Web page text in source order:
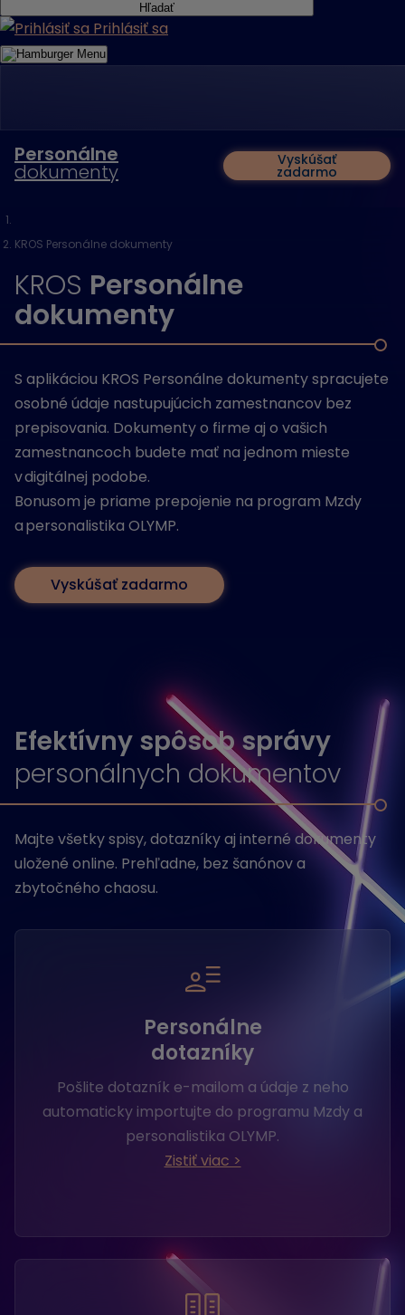
Hľadať
Prihlásiť sa
Menu
Personálne
dokumenty
Vyskúšať
zadarmo
KROS Personálne dokumenty
KROS Personálne
dokumenty
S aplikáciou KROS Personálne dokumenty spracujete
osobné údaje nastupujúcich zamestnancov bez
prepisovania. Dokumenty o firme aj o vašich
zamestnancoch budete mať na jednom mieste
v digitálnej podobe.
Bonusom je priame prepojenie na program Mzdy
a personalistika OLYMP.
Vyskúšať zadarmo
Efektívny spôsob správy
personálnych dokumentov
Majte všetky spisy, dotazníky aj interné dokumenty
uložené online. Prehľadne, bez šanónov a
zbytočného chaosu.
Personálne
dotazníky
Pošlite dotazník e-mailom a údaje z neho
automaticky importujte do programu Mzdy a
personalistika OLYMP.
Zistiť viac >